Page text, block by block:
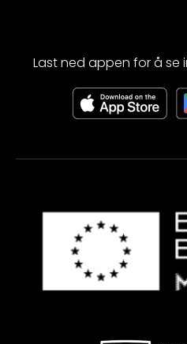
Last ned appen for å se